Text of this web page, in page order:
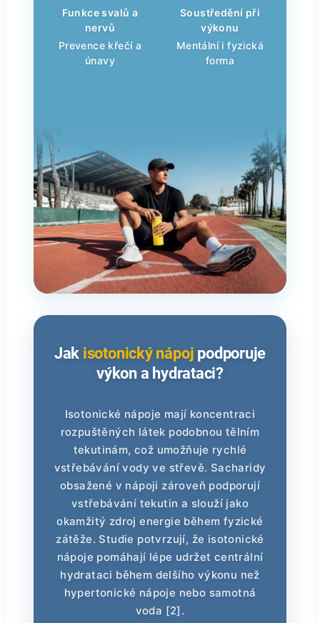
Funkce svalů a
nervů
Prevence křečí a
únavy
Soustředění při
výkonu
Mentální i fyzická
forma
Jak isotonický nápoj podporuje
výkon a hydrataci?
Isotonické nápoje mají koncentraci
rozpuštěných látek podobnou tělním
tekutinám, což umožňuje rychlé
vstřebávání vody ve střevě. Sacharidy
obsažené v nápoji zároveň podporují
vstřebávání tekutin a slouží jako
okamžitý zdroj energie během fyzické
zátěže. Studie potvrzují, že isotonické
nápoje pomáhají lépe udržet centrální
hydrataci během delšího výkonu než
hypertonické nápoje nebo samotná
voda [2].